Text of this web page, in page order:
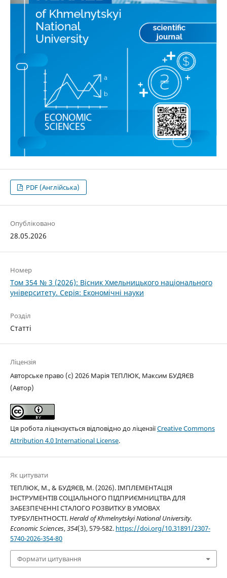
PDF (Англійська)
Опубліковано
28.05.2026
Номер
Том 354 № 3 (2026): Вісник Хмельницького національного
університету. Серія: Економічні науки
Розділ
Статті
Ліцензія
Авторське право (c) 2026 Марія ТЕПЛЮК, Максим БУДЯЄВ
(Автор)
Ця робота ліцензується відповідно до ліцензіїCreative Commons
Attribution 4.0 International License.
Як цитувати
ТЕПЛЮК, М., & БУДЯЄВ, М. (2026). ІМПЛЕМЕНТАЦІЯ
ІНСТРУМЕНТІВ СОЦІАЛЬНОГО ПІДПРИЄМНИЦТВА ДЛЯ
ЗАБЕЗПЕЧЕННІ СТАЛОГО РОЗВИТКУ В УМОВАХ
ТУРБУЛЕНТНОСТІ.Herald of Khmelnytskyi National University.
Economic Sciences,354(3), 579-582. https://doi.org/10.31891/2307-
5740-2026-354-80
Формати цитування